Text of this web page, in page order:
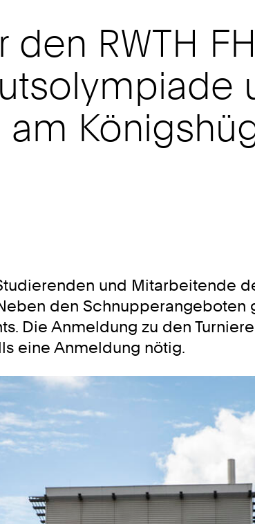
RWTH
und Mitarbeitende
den Schnupperangeboten
Die Anmeldung zu den
eine Anmeldung nötig.